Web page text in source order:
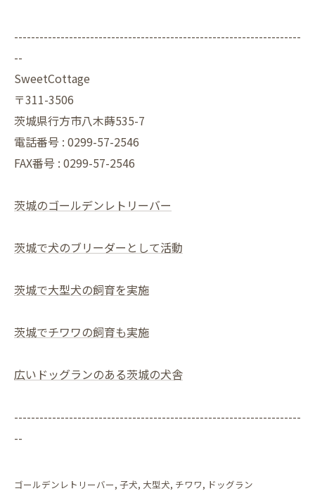
--------------------------------------------------------------------
--
SweetCottage
〒311-3506
茨城県行方市八木蒔535-7
電話番号 : 0299-57-2546
FAX番号 : 0299-57-2546
茨城のゴールデンレトリーバー
茨城で犬のブリーダーとして活動
茨城で大型犬の飼育を実施
茨城でチワワの飼育も実施
広いドッグランのある茨城の犬舎
--------------------------------------------------------------------
--
ゴールデンレトリーバー 子犬 大型犬 チワワ ドッグラン